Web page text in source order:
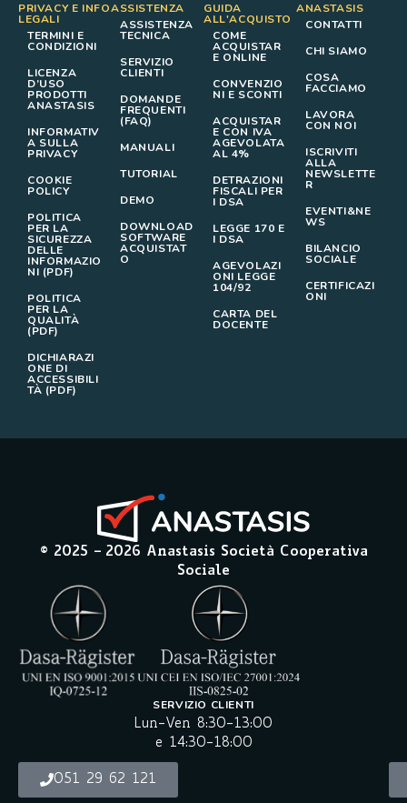
PRIVACY E INFO
LEGALI
TERMINI E
CONDIZIONI
LICENZA
D’USO
PRODOTTI
ANASTASIS
INFORMATIV
A SULLA
PRIVACY
COOKIE
POLICY
POLITICA
PER LA
SICUREZZA
DELLE
INFORMAZIO
NI (PDF)
POLITICA
PER LA
QUALITÀ
(PDF)
DICHIARAZI
ONE DI
ACCESSIBILI
TÀ (PDF)
ASSISTENZA
ASSISTENZA
TECNICA
SERVIZIO
CLIENTI
DOMANDE
FREQUENTI
(FAQ)
MANUALI
TUTORIAL
DEMO
DOWNLOAD
SOFTWARE
ACQUISTAT
O
GUIDA
ALL'ACQUISTO
COME
ACQUISTAR
E ONLINE
CONVENZIO
NI E SCONTI
ACQUISTAR
E CON IVA
AGEVOLATA
AL 4%
DETRAZIONI
FISCALI PER
I DSA
LEGGE 170 E
I DSA
AGEVOLAZI
ONI LEGGE
104/92
CARTA DEL
DOCENTE
ANASTASIS
CONTATTI
CHI SIAMO
COSA
FACCIAMO
LAVORA
CON NOI
ISCRIVITI
ALLA
NEWSLETTE
R
EVENTI&NE
WS
BILANCIO
SOCIALE
CERTIFICAZI
ONI
© 2025 – 2026 Anastasis Società Cooperativa
Sociale
SERVIZIO CLIENTI
Lun-Ven 8:30-13:00
e 14:30-18:00
051 29 62 121